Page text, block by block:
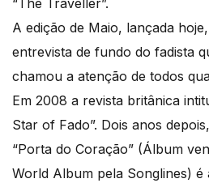
“The Traveller”.
A edição de Maio, lançada
entrevista de fundo do fadista
chamou a atenção de todos
Em 2008 a revista britânica
Star of Fado”. Dois anos
“Porta do Coração” (Álbum
World Album pela Songlines) é